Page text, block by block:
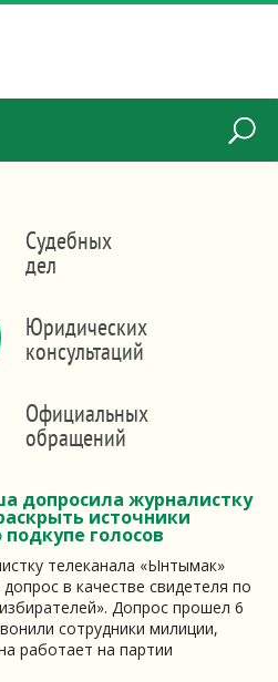
Судебных
дел
Юридических
консультаций
Официальных
обращений
допросила журналистку
источники
голосов
телеканала «Ынтымак»
в качестве свидетеля по
Допрос прошел 6
сотрудники милиции,
работает на партии